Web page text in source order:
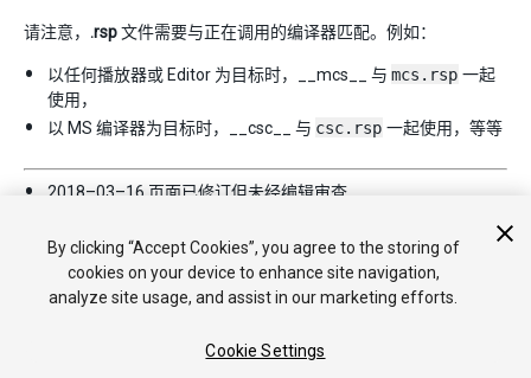
请注意， .rsp文件需要与正在调用的编译器匹配。例如：
以任何播放器或 Editor 为目标时，__mcs__ 与 mcs.rsp 一起
使用，
以 MS 编译器为目标时，__csc__ 与 csc.rsp 一起使用，等等
2018–03–16 页面已修订但未经编辑审查
By clicking “Accept Cookies”, you agree to the storing of
cookies on your device to enhance site navigation,
analyze site usage, and assist in our marketing efforts.
Cookie Settings